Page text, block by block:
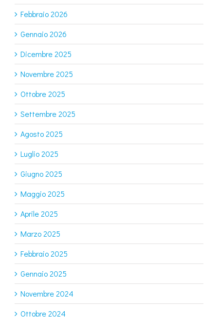
Febbraio 2026
Gennaio 2026
Dicembre 2025
Novembre 2025
Ottobre 2025
Settembre 2025
Agosto 2025
Luglio 2025
Giugno 2025
Maggio 2025
Aprile 2025
Marzo 2025
Febbraio 2025
Gennaio 2025
Novembre 2024
Ottobre 2024